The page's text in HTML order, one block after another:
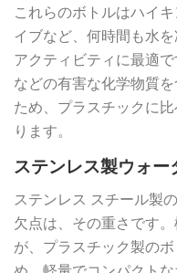
これらのボトルはハイ
イブなど、何時間も水
アクティビティに最適
などの有害な化学物質
ため、プラスチックに
ります。
ステンレス製ウォー
ステンレス スチール製
欠点は、その重さです
が、プラスチック製の